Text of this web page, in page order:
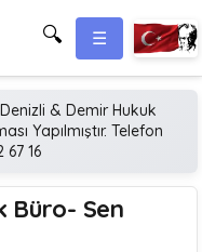
🔍 ☰
& Demir Hukuk
Yapılmıştır. Telefon
67 16
Büro- Sen